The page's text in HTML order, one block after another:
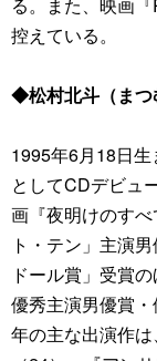
控えている。
◆松村北斗（まつ
1995年6月18日
としてCDデビュ
画『夜明けのす
ト・テン」主演
ドール賞」受賞
優秀主演男優賞
年の主な出演作は